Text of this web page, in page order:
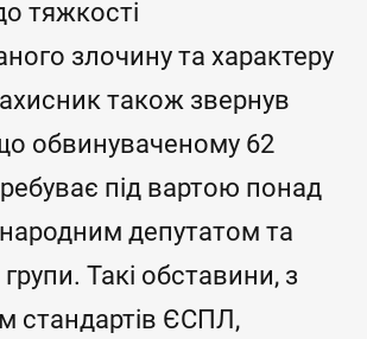
тяжкості
злочину та характеру
також звернув
обвинуваченому 62
під вартою понад
депутатом та
Такі обставини, з
стандартів ЄСПЛ,